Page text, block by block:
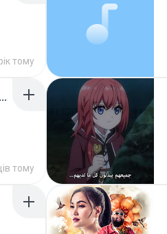
тому
Nadhif Basalamah - kota ini tak sama tanpamu (Official Lyric Video).mp3
тому